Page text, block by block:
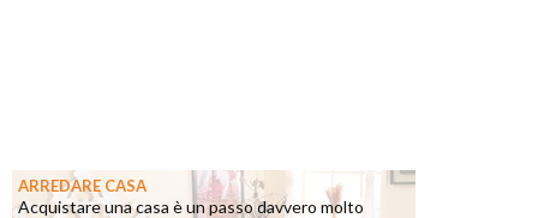
ARREDARE CASA
Acquistare una casa è un passo davvero molto